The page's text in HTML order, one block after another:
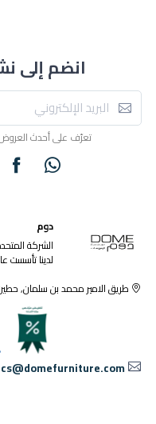
انضم إلى
تعرّف على أحدث العروض
دوم
الشركة
لدينا تأسست عام
طريق الامير محمد بن سلمان,
cs@domefurniture.com